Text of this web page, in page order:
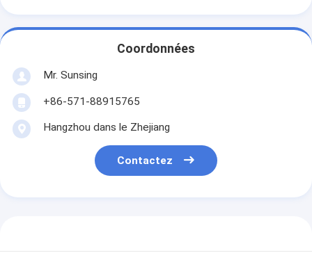
Coordonnées
Mr. Sunsing
+86-571-88915765
Hangzhou dans le Zhejiang
Contactez